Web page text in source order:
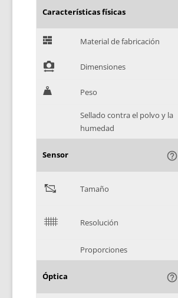
Características físicas
G Material de fabricación
! Dimensiones
H Peso
Sellado contra el polvo y la
humedad
Sensor help_outline
" Tamaño
$ Resolución
Proporciones
Óptica help_outline